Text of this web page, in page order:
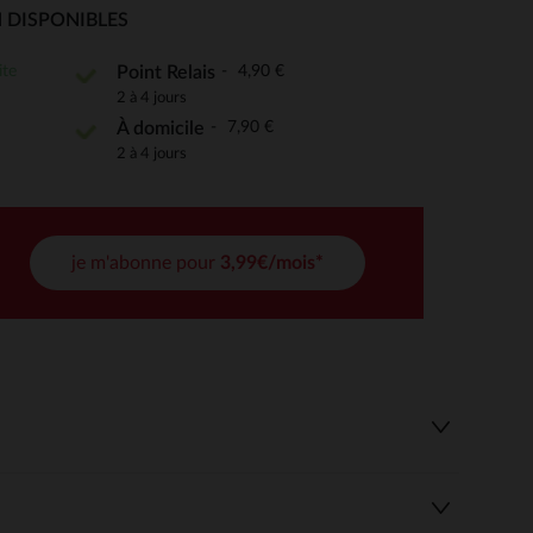
de confidentialité, en garantissant la conformité avec
DISPONIBLES
Point Relais 4,90 €
2 à 4 jours
À domicile 7,90 €
2 à 4 jours
je m'abonne pour 3,99€/mois*